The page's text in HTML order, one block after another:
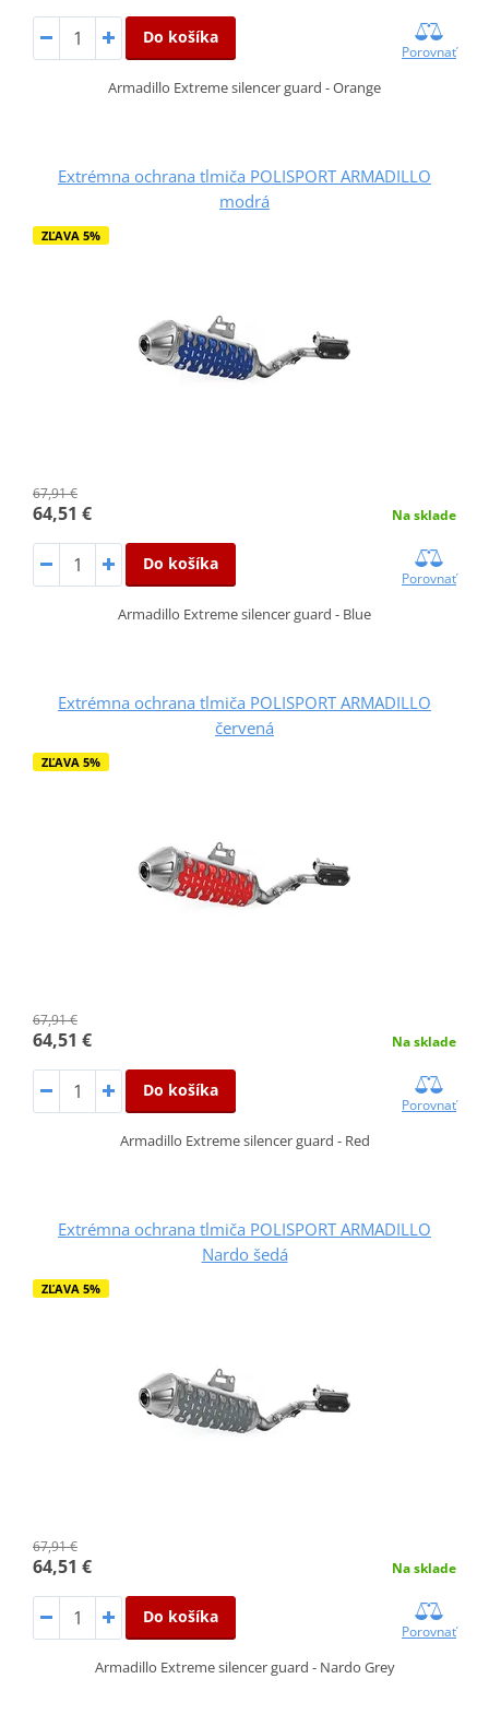
Do košíka
Porovnať
Armadillo Extreme silencer guard - Orange
Extrémna ochrana tlmiča POLISPORT ARMADILLO
modrá
ZĽAVA 5%
67,91 €
64,51 € Na sklade
Do košíka
Porovnať
Armadillo Extreme silencer guard - Blue
Extrémna ochrana tlmiča POLISPORT ARMADILLO
červená
ZĽAVA 5%
67,91 €
64,51 € Na sklade
Do košíka
Porovnať
Armadillo Extreme silencer guard - Red
Extrémna ochrana tlmiča POLISPORT ARMADILLO
Nardo šedá
ZĽAVA 5%
67,91 €
64,51 € Na sklade
Do košíka
Porovnať
Armadillo Extreme silencer guard - Nardo Grey